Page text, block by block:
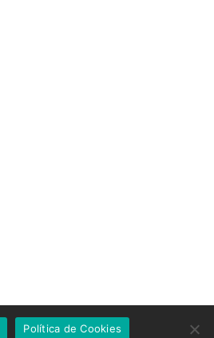
Política de Cookies